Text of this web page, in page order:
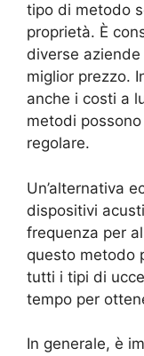
tipo di metodo
proprietà. È
diverse
miglior prezzo.
anche i costi a
metodi
regolare.
Un’alternativa
dispositivi
frequenza per
questo metodo
tutti i tipi di
tempo per
In generale, è